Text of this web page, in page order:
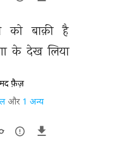
को बाक़ी है
के देख लिया
फ़ैज़
और 1 अन्य